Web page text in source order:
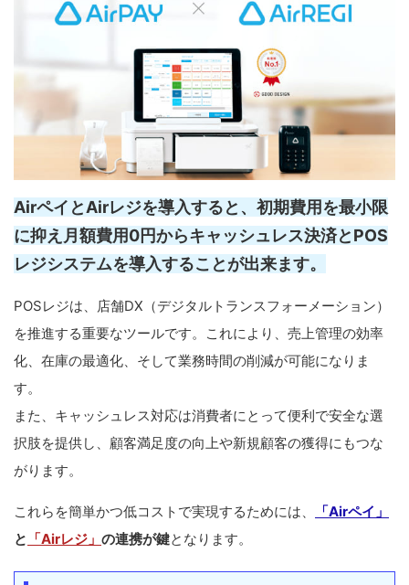
AirペイとAirレジを導入すると、初期費用を最小限
に抑え月額費用0円からキャッシュレス決済とPOS
レジシステムを導入することが出来ます。
POSレジは、店舗DX（デジタルトランスフォーメーション）
を推進する重要なツールです。これにより、売上管理の効率
化、在庫の最適化、そして業務時間の削減が可能になりま
す。
また、キャッシュレス対応は消費者にとって便利で安全な選
択肢を提供し、顧客満足度の向上や新規顧客の獲得にもつな
がります。
これらを簡単かつ低コストで実現するためには、
「Airペイ」
と 「Airレジ」 の連携が鍵となります。